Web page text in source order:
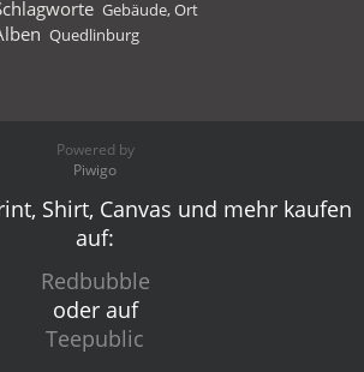
Gebäude,Ort
Quedlinburg
Powered by
Piwigo
Shirt, Canvas und mehr kaufen
auf:
Redbubble
oder auf
Teepublic